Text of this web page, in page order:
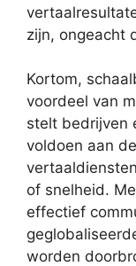
zijn, ongeacht
Kortom,
voordeel van
stelt bedrijven
voldoen aan
of snelheid.
effectief
worden